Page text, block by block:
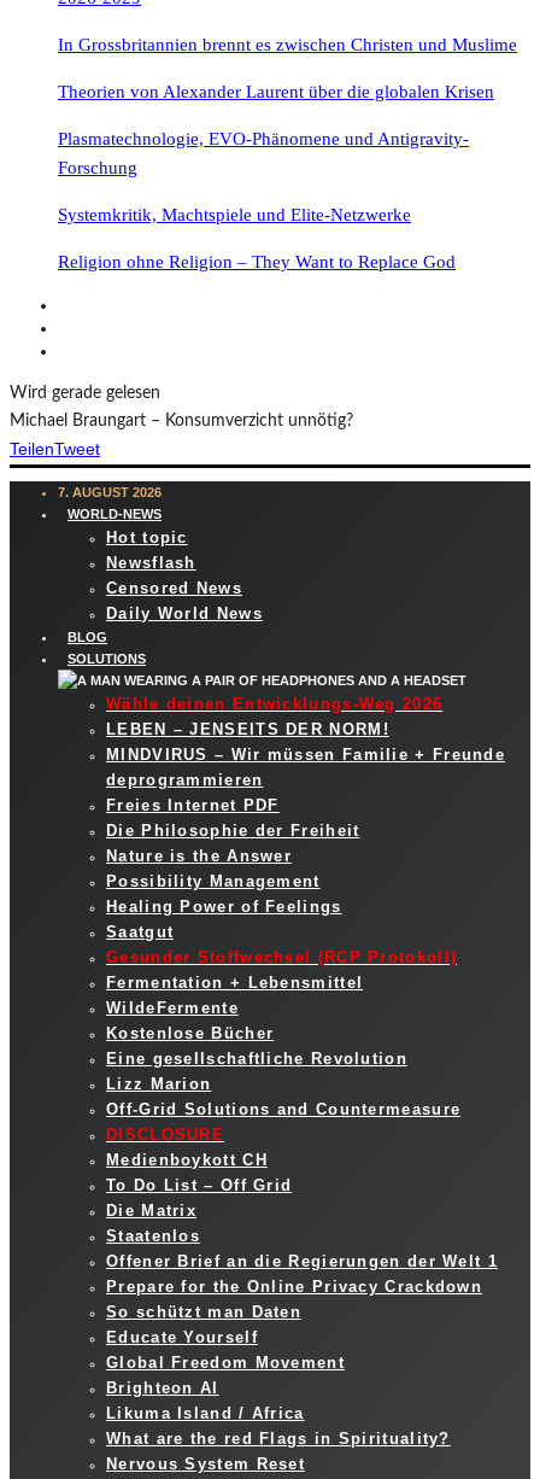
In Grossbritannien brennt es zwischen Christen und Muslime
Theorien von Alexander Laurent über die globalen Krisen
Plasmatechnologie, EVO-Phänomene und Antigravity-
Forschung
Systemkritik, Machtspiele und Elite-Netzwerke
Religion ohne Religion – They Want to Replace God
Wird gerade gelesen
Michael Braungart – Konsumverzicht unnötig?
TeilenTweet
7. AUGUST 2026
WORLD-NEWS
Hot topic
Newsflash
Censored News
Daily World News
BLOG
SOLUTIONS
Wähle deinen Entwicklungs-Weg 2026
LEBEN – JENSEITS DER NORM!
MINDVIRUS – Wir müssen Familie + Freunde
deprogrammieren
Freies Internet PDF
Die Philosophie der Freiheit
Nature is the Answer
Possibility Management
Healing Power of Feelings
Saatgut
Gesunder Stoffwechsel (RCP Protokoll)
Fermentation + Lebensmittel
WildeFermente
Kostenlose Bücher
Eine gesellschaftliche Revolution
Lizz Marion
Off-Grid Solutions and Countermeasure
DISCLOSURE
Medienboykott CH
To Do List – Off Grid
Die Matrix
Staatenlos
Offener Brief an die Regierungen der Welt 1
Prepare for the Online Privacy Crackdown
So schützt man Daten
Educate Yourself
Global Freedom Movement
Brighteon AI
Likuma Island / Africa
What are the red Flags in Spirituality?
Nervous System Reset